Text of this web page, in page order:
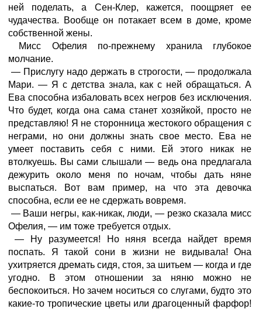
ней поделать, а Сен-Клер, кажется, поощряет ее
чудачества. Вообще он потакает всем в доме, кроме
собственной жены.
Мисс Офелия по-прежнему хранила глубокое
молчание.
— Прислугу надо держать в строгости, — продолжала
Мари. — Я с детства знала, как с ней обращаться. А
Ева способна избаловать всех негров без исключения.
Что будет, когда она сама станет хозяйкой, просто не
представляю! Я не сторонница жестокого обращения с
неграми, но они должны знать свое место. Ева не
умеет поставить себя с ними. Ей этого никак не
втолкуешь. Вы сами слышали — ведь она предлагала
дежурить около меня по ночам, чтобы дать няне
выспаться. Вот вам пример, на что эта девочка
способна, если ее не сдержать вовремя.
— Ваши негры, как-никак, люди, — резко сказала мисс
Офелия, — им тоже требуется отдых.
— Ну разумеется! Но няня всегда найдет время
поспать. Я такой сони в жизни не видывала! Она
ухитряется дремать сидя, стоя, за шитьем — когда и где
угодно. В этом отношении за няню можно не
беспокоиться. Но зачем носиться со слугами, будто это
какие-то тропические цветы или драгоценный фарфор!